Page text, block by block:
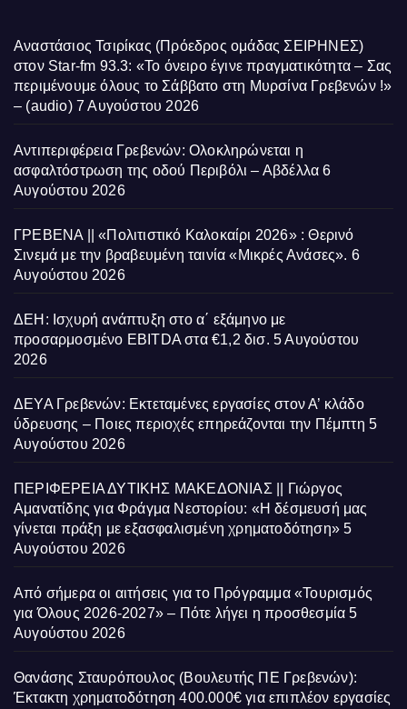
Αναστάσιος Τσιρίκας (Πρόεδρος ομάδας ΣΕΙΡΗΝΕΣ)
στον Star-fm 93.3: «Το όνειρο έγινε πραγματικότητα – Σας
περιμένουμε όλους το Σάββατο στη Μυρσίνα Γρεβενών !»
– (audio) 7 Αυγούστου 2026
Αντιπεριφέρεια Γρεβενών: Ολοκληρώνεται η
ασφαλτόστρωση της οδού Περιβόλι – Αβδέλλα 6
Αυγούστου 2026
ΓΡΕΒΕΝΑ || «Πολιτιστικό Καλοκαίρι 2026» : Θερινό
Σινεμά με την βραβευμένη ταινία «Μικρές Ανάσες». 6
Αυγούστου 2026
ΔΕΗ: Ισχυρή ανάπτυξη στο α΄ εξάμηνο με
προσαρμοσμένο EBITDA στα €1,2 δισ. 5 Αυγούστου
2026
ΔΕΥΑ Γρεβενών: Εκτεταμένες εργασίες στον Α’ κλάδο
ύδρευσης – Ποιες περιοχές επηρεάζονται την Πέμπτη 5
Αυγούστου 2026
ΠΕΡΙΦΕΡΕΙΑ ΔΥΤΙΚΗΣ ΜΑΚΕΔΟΝΙΑΣ || Γιώργος
Αμανατίδης για Φράγμα Νεστορίου: «Η δέσμευσή μας
γίνεται πράξη με εξασφαλισμένη χρηματοδότηση» 5
Αυγούστου 2026
Από σήμερα οι αιτήσεις για το Πρόγραμμα «Τουρισμός
για Όλους 2026-2027» – Πότε λήγει η προσθεσμία 5
Αυγούστου 2026
Θανάσης Σταυρόπουλος (Βουλευτής ΠΕ Γρεβενών):
Έκτακτη χρηματοδότηση 400.000€ για επιπλέον εργασίες